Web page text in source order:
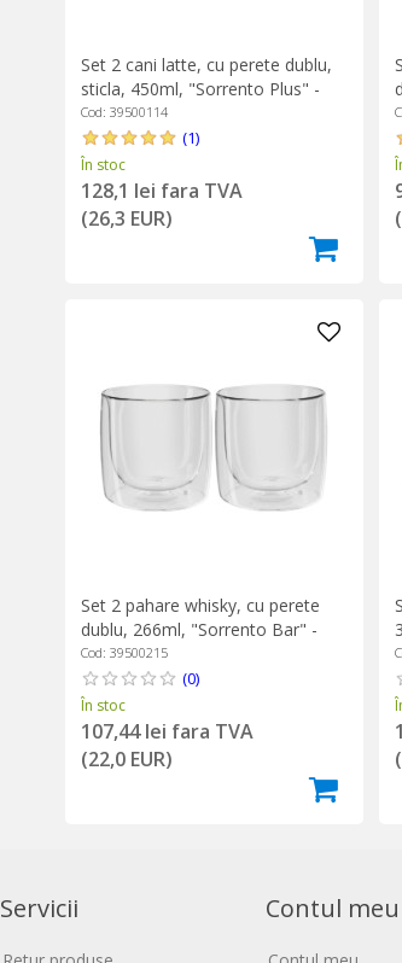
Set 2 cani latte, cu perete dublu,
sticla, 450ml, "Sorrento Plus" -
Zwilling
Cod: 39500114
(1)
În stoc
128,1 lei fara TVA
(26,3 EUR)
Set 2 pahare whisky, cu perete
dublu, 266ml, "Sorrento Bar" -
Zwilling
Cod: 39500215
(0)
În stoc
107,44 lei fara TVA
(22,0 EUR)
Servicii Contul meu